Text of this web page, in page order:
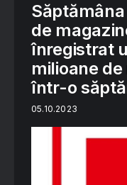
de
înregistrat
milioane
într-o
05.10.2023